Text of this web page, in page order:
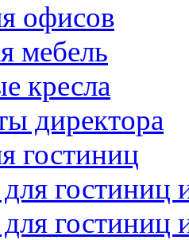
офисов
мебель
кресла
директора
гостиниц
гостиниц